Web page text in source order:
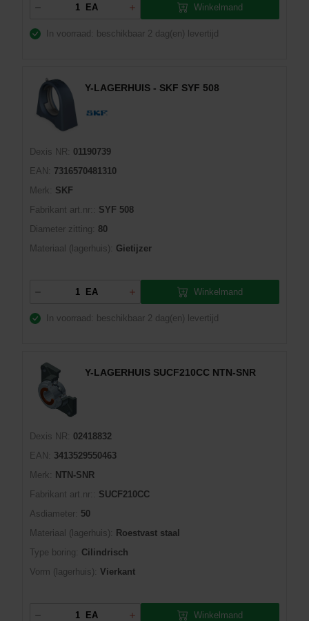
EA Winkelmand
In voorraad: beschikbaar 2 dag(en) levertijd
Y-LAGERHUIS - SKF SYF 508
Dexis NR:
01190739
EAN:
7316570481310
Merk:
SKF
Fabrikant art.nr::
SYF 508
Diameter zitting:
80
Materiaal (lagerhuis):
Gietijzer
EA Winkelmand
In voorraad: beschikbaar 2 dag(en) levertijd
Y-LAGERHUIS SUCF210CC NTN-SNR
Dexis NR:
02418832
EAN:
3413529550463
Merk:
NTN-SNR
Fabrikant art.nr::
SUCF210CC
Asdiameter: 50
Materiaal (lagerhuis):
Roestvast staal
Type boring:
Cilindrisch
Vorm (lagerhuis): Vierkant
EA Winkelmand